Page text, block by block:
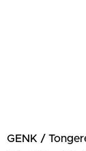
GENK /